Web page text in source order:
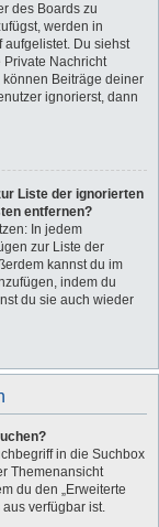
des Boards zu
werden in
Du siehst
Nachricht
Beiträge deiner
ignorierst, dann
Liste der ignorierten
entfernen?
In jedem
zur Liste der
kannst du im
indem du
du sie auch wieder
in die Suchbox
Themenansicht
du den „Erweiterte
verfügbar ist.